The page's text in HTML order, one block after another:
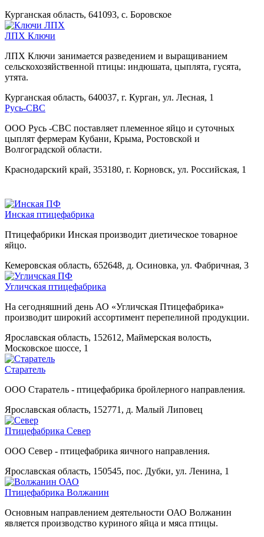
Курганская область, 641093, с. Боровское
ЛПХ Ключи
ЛПХ Ключи занимается разведением и выращиванием
сельскохозяйственной птицы: индюшата, цыплята, гусята,
утята.
Курганская область, 640037, г. Курган, ул. Лесная, 1
Русь-СВС
ООО Русь -СВС поставляет племенное яйцо и суточных
цыплят фермерам Кубани, Крыма, Ростовской и
Волгоградской области.
Краснодарский край, 353180, г. Корновск, ул. Российская, 1
Инская птицефабрика
Птицефабрики Инская производит диетическое товарное
яйцо.
Кемеровская область, 652648, д. Осиновка, ул. Фабричная, 3
Угличская птицефабрика
На сегодняшний день АО «Угличская Птицефабрика»
производит широкий ассортимент перепелиной продукции.
Ярославская область, 152612, Маймерская волость,
Московское шоссе, 1
Старатель
ООО Старатель - птицефабрика бройлерного направления.
Ярославская область, 152771, д. Малый Липовец
Птицефабрика Север
ООО Север - птицефабрика яичного направления.
Ярославская область, 150545, пос. Дубки, ул. Ленина, 1
Птицефабрика Волжанин
Основным направлением деятельности ОАО Волжанин
является производство куриного яйца и мяса птицы.